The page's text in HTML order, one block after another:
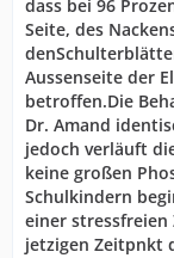
dass bei 96
Seite, des
Aussenseite der
betroffen.Die
Dr. Amand
jedoch verläuft
keine großen
Schulkindern
einer stressfreien
jetzigen Zeitpnkt